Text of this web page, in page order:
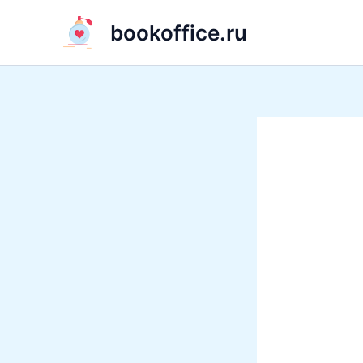
содержимому
bookoffice.ru